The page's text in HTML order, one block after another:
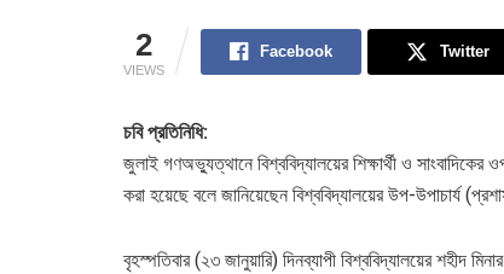
2
VIEWS
Facebook Twitter
চবি প্রতিনিধি:
জুলাই গণঅভ্যুত্থানে বিশ্ববিদ্যালয়ের শিক্ষার্থী ও সাংবাদিকের
করা হয়েছে বলে জানিয়েছেন বিশ্ববিদ্যালয়ের উপ-উপাচার্য
বৃহস্পতিবার (২৩ জানুয়ারি) দিনব্যাপী বিশ্ববিদ্যালয়ের